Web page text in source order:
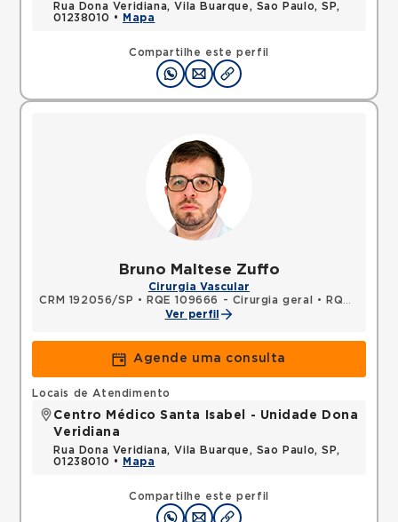
Compartilhe este perfil
Rua Dona Veridiana, Vila Buarque, Sao Paulo, SP,
01238010 •
Mapa
Bruno Maltese Zuffo
Cirurgia Vascular
CRM 192056/SP • RQE 109666 - Cirurgia geral •
RQE 134581 - Cirurgia vascular
Ver perfil
Agende uma consulta
Compartilhe este perfil
Locais de Atendimento
Centro Médico Santa Isabel - Unidade Dona
Veridiana
Rua Dona Veridiana, Vila Buarque, Sao Paulo, SP,
01238010 •
Mapa